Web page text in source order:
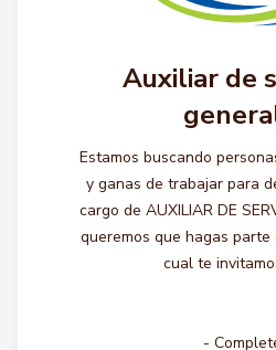
Auxiliar de
Estamos buscando
y ganas de trabajar para
cargo de AUXILIAR DE
queremos que hagas
cual te
-